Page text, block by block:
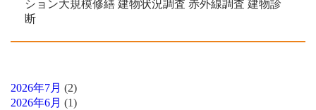
ション大規模修繕 建物状況調査 赤外線調査 建物診
断
2026年7月 (2)
2026年6月 (1)